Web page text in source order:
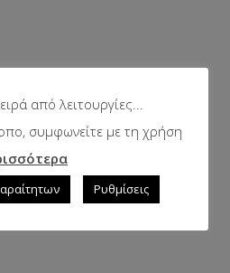
από λειτουργίες...
συμφωνείτε με τη χρήση
Ρυθμίσεις